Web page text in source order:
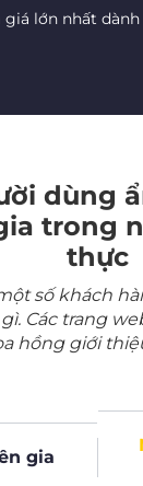
giá lớn nhất
dùng
trong
thực
số khách
Các trang
hồng giới
gia